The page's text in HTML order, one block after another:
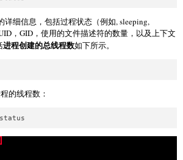
详细信息，包括过程状态（例如, sleeping,
，GID，使用的文件描述符的数量，以及上下文
进程创建的总线程数如下所示。
的线程数：